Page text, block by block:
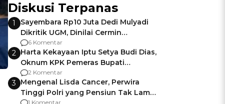
Diskusi Terpanas
1
Sayembara Rp10 Juta Dedi Mulyadi
Dikritik UGM, Dinilai Cermin
Gagalnya Negara Jamin Keamanan
6 Komentar
2 Harta Kekayaan Iptu Setya Budi Dias,
Oknum KPK Pemeras Bupati
Pemalang
2 Komentar
3 Mengenal Lisda Cancer, Perwira
Tinggi Polri yang Pensiun Tak Lama
1 Komentar